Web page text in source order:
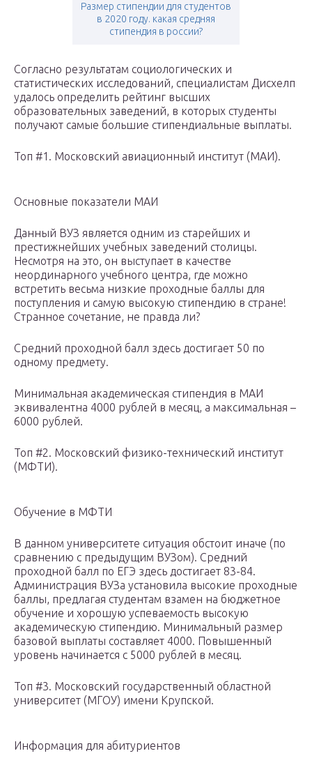
Размер стипендии для студентов
в 2020 году. какая средняя
стипендия в россии?
Согласно результатам социологических и
статистических исследований, специалистам Дисхелп
удалось определить рейтинг высших
образовательных заведений, в которых студенты
получают самые большие стипендиальные выплаты.
Топ #1. Московский авиационный институт (МАИ).
Основные показатели МАИ
Данный ВУЗ является одним из старейших и
престижнейших учебных заведений столицы.
Несмотря на это, он выступает в качестве
неординарного учебного центра, где можно
встретить весьма низкие проходные баллы для
поступления и самую высокую стипендию в стране!
Странное сочетание, не правда ли?
Средний проходной балл здесь достигает 50 по
одному предмету.
Минимальная академическая стипендия в МАИ
эквивалентна 4000 рублей в месяц, а максимальная –
6000 рублей.
Топ #2. Московский физико-технический институт
(МФТИ).
Обучение в МФТИ
В данном университете ситуация обстоит иначе (по
сравнению с предыдущим ВУЗом). Средний
проходной балл по ЕГЭ здесь достигает 83-84.
Администрация ВУЗа установила высокие проходные
баллы, предлагая студентам взамен на бюджетное
обучение и хорошую успеваемость высокую
академическую стипендию. Минимальный размер
базовой выплаты составляет 4000. Повышенный
уровень начинается с 5000 рублей в месяц.
Топ #3. Московский государственный областной
университет (МГОУ) имени Крупской.
Информация для абитуриентов